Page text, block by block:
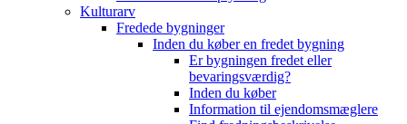
Kulturarv
Fredede bygninger
Inden du køber en fredet bygning
Er bygningen fredet eller
bevaringsværdig?
Inden du køber
Information til ejendomsmæglere